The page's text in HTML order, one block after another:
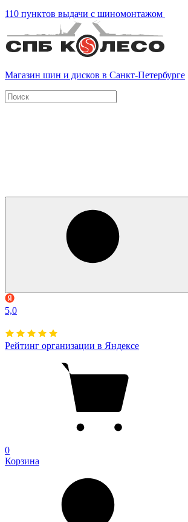
110 пунктов выдачи с шиномонтажом
Магазин шин и дисков в Санкт-Петербурге
5,0
Рейтинг организации в Яндексе
0
Корзина